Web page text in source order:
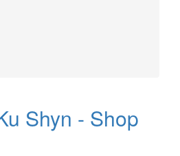
Shyn - Shop